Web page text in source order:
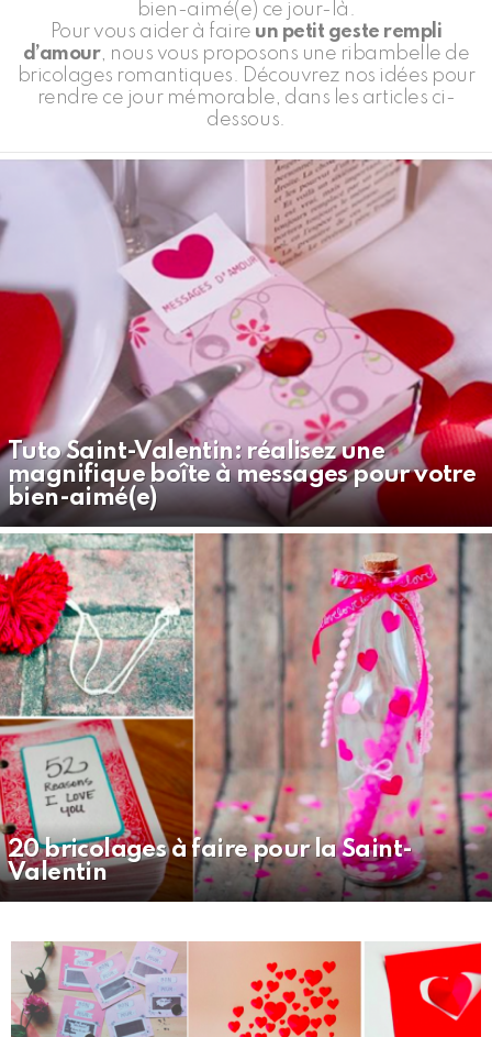
bien-aimé(e) ce jour-là.
Pour vous aider à faire un petit geste rempli
d’amour, nous vous proposons une ribambelle de
bricolages romantiques. Découvrez nos idées pour
rendre ce jour mémorable, dans les articles ci-
dessous.
LATEST
STORIES
Tuto Saint-Valentin: réalisez une
magnifique boîte à messages pour votre
bien-aimé(e)
20 bricolages à faire pour la Saint-
Valentin
MORE
STORIES